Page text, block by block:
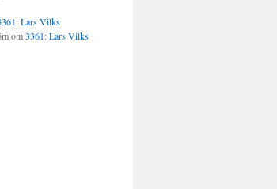
Lars Vilks
om3361: Lars Vilks